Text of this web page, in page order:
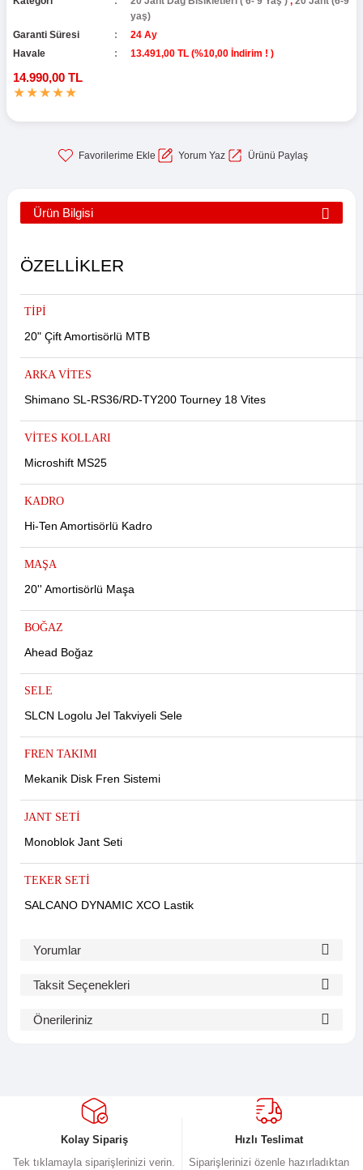
yaş)
Garanti Süresi
24 Ay
Havale
13.491,00 TL (%10,00 İndirim ! )
14.990,00 TL
Yorum Yaz Ürünü Paylaş
Ürün Bilgisi
ÖZELLİKLER
TİPİ
20" Çift Amortisörlü MTB
ARKA VİTES
Shimano SL-RS36/RD-TY200 Tourney 18 Vites
VİTES KOLLARI
Microshift MS25
KADRO
Hi-Ten Amortisörlü Kadro
MAŞA
20'' Amortisörlü Maşa
BOĞAZ
Ahead Boğaz
SELE
SLCN Logolu Jel Takviyeli Sele
FREN TAKIMI
Mekanik Disk Fren Sistemi
JANT SETİ
Monoblok Jant Seti
TEKER SETİ
SALCANO DYNAMIC XCO Lastik
Yorumlar
Taksit Seçenekleri
Önerileriniz
Görüş ve önerileriniz için teşekkür ederiz.
Ürün resmi kalitesiz, bozuk veya görüntülenemiyor.
Ürün açıklamasında eksik bilgiler bulunuyor.
Kolay Sipariş
Tek tıklamayla siparişlerinizi verin.
Hızlı Teslimat
Siparişlerinizi özenle hazırladıktan